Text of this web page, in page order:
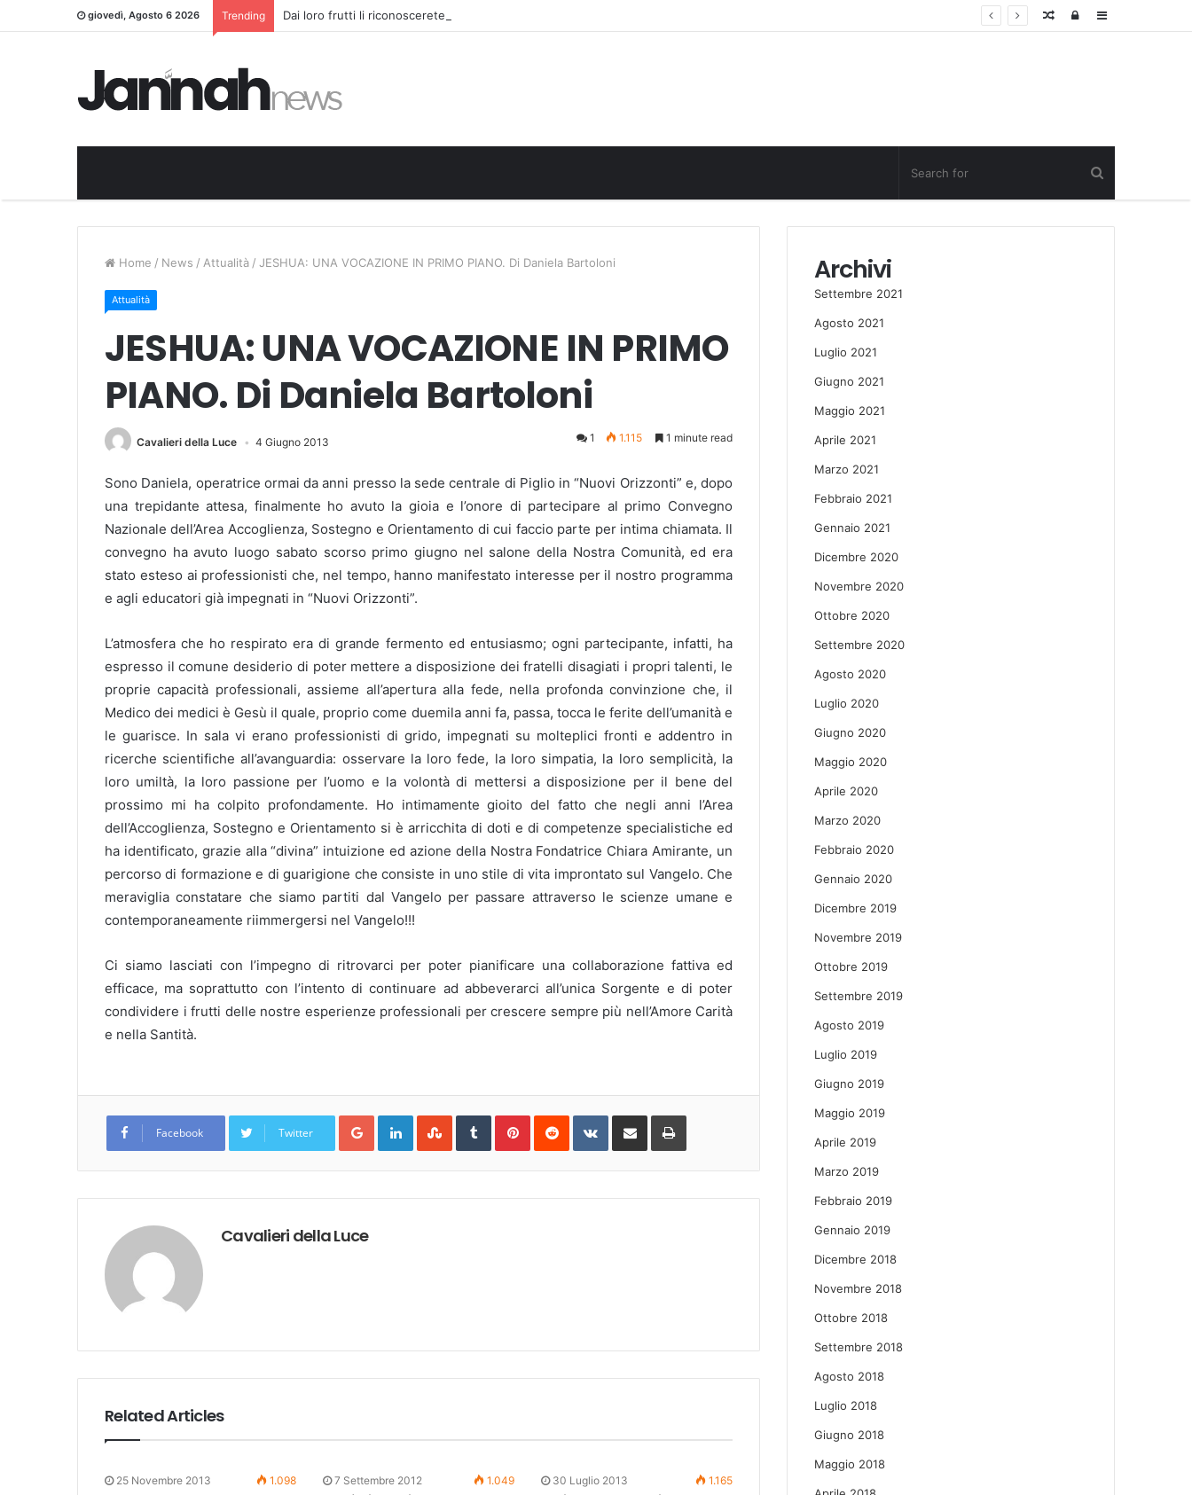
giovedì, Agosto 6 2026 Trending Dai loro frutti li riconoscerete Sidebar
Log
Random
Home / News / Attualità / JESHUA: UNA VOCAZIONE IN PRIMO PIANO. Di Daniela Bartoloni
Attualità
JESHUA: UNA VOCAZIONE IN PRIMO
PIANO. Di Daniela Bartoloni
Cavalieri della Luce 4 Giugno 2013 1 1.115 1 minute read
Sono Daniela, operatrice ormai da anni presso la sede centrale di Piglio in “Nuovi Orizzonti” e, dopo
una trepidante attesa, finalmente ho avuto la gioia e l’onore di partecipare al primo Convegno
Nazionale dell’Area Accoglienza, Sostegno e Orientamento di cui faccio parte per intima chiamata. Il
convegno ha avuto luogo sabato scorso primo giugno nel salone della Nostra Comunità, ed era
stato esteso ai professionisti che, nel tempo, hanno manifestato interesse per il nostro programma
e agli educatori già impegnati in “Nuovi Orizzonti”.
L’atmosfera che ho respirato era di grande fermento ed entusiasmo; ogni partecipante, infatti, ha
espresso il comune desiderio di poter mettere a disposizione dei fratelli disagiati i propri talenti, le
proprie capacità professionali, assieme all’apertura alla fede, nella profonda convinzione che, il
Medico dei medici è Gesù il quale, proprio come duemila anni fa, passa, tocca le ferite dell’umanità e
le guarisce. In sala vi erano professionisti di grido, impegnati su molteplici fronti e addentro in
ricerche scientifiche all’avanguardia: osservare la loro fede, la loro simpatia, la loro semplicità, la
loro umiltà, la loro passione per l’uomo e la volontà di mettersi a disposizione per il bene del
prossimo mi ha colpito profondamente. Ho intimamente gioito del fatto che negli anni l’Area
dell’Accoglienza, Sostegno e Orientamento si è arricchita di doti e di competenze specialistiche ed
ha identificato, grazie alla “divina” intuizione ed azione della Nostra Fondatrice Chiara Amirante, un
percorso di formazione e di guarigione che consiste in uno stile di vita improntato sul Vangelo. Che
meraviglia constatare che siamo partiti dal Vangelo per passare attraverso le scienze umane e
contemporaneamente riimmergersi nel Vangelo!!!
Ci siamo lasciati con l’impegno di ritrovarci per poter pianificare una collaborazione fattiva ed
efficace, ma soprattutto con l’intento di continuare ad abbeverarci all’unica Sorgente e di poter
condividere i frutti delle nostre esperienze professionali per crescere sempre più nell’Amore Carità
e nella Santità.
Facebook Twitter
Google+LinkedInStumbleUpon
TumblrPinterestReddit VKontakteShare
Email
Print
Cavalieri della Luce
Related Articles
25 Novembre 2013 1.098 7 Settembre 2012 1.049 30 Luglio 2013 1.165
Archivi
Settembre 2021
Agosto 2021
Luglio 2021
Giugno 2021
Maggio 2021
Aprile 2021
Marzo 2021
Febbraio 2021
Gennaio 2021
Dicembre 2020
Novembre 2020
Ottobre 2020
Settembre 2020
Agosto 2020
Luglio 2020
Giugno 2020
Maggio 2020
Aprile 2020
Marzo 2020
Febbraio 2020
Gennaio 2020
Dicembre 2019
Novembre 2019
Ottobre 2019
Settembre 2019
Agosto 2019
Luglio 2019
Giugno 2019
Maggio 2019
Aprile 2019
Marzo 2019
Febbraio 2019
Gennaio 2019
Dicembre 2018
Novembre 2018
Ottobre 2018
Settembre 2018
Agosto 2018
Luglio 2018
Giugno 2018
Maggio 2018